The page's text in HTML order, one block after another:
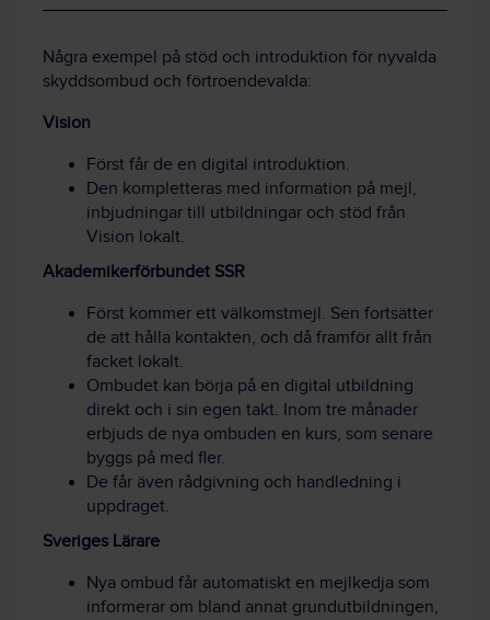
Några exempel på stöd och introduktion för nyvalda
skyddsombud och förtroendevalda:
Vision
Först får de en digital introduktion.
Den kompletteras med information på mejl,
inbjudningar till utbildningar och stöd från
Vision lokalt.
Akademikerförbundet SSR
Först kommer ett välkomstmejl. Sen fortsätter
de att hålla kontakten, och då framför allt från
facket lokalt.
Ombudet kan börja på en digital utbildning
direkt och i sin egen takt. Inom tre månader
erbjuds de nya ombuden en kurs, som senare
byggs på med fler.
De får även rådgivning och handledning i
uppdraget.
Sveriges Lärare
Nya ombud får automatiskt en mejlkedja som
informerar om bland annat grundutbildningen,